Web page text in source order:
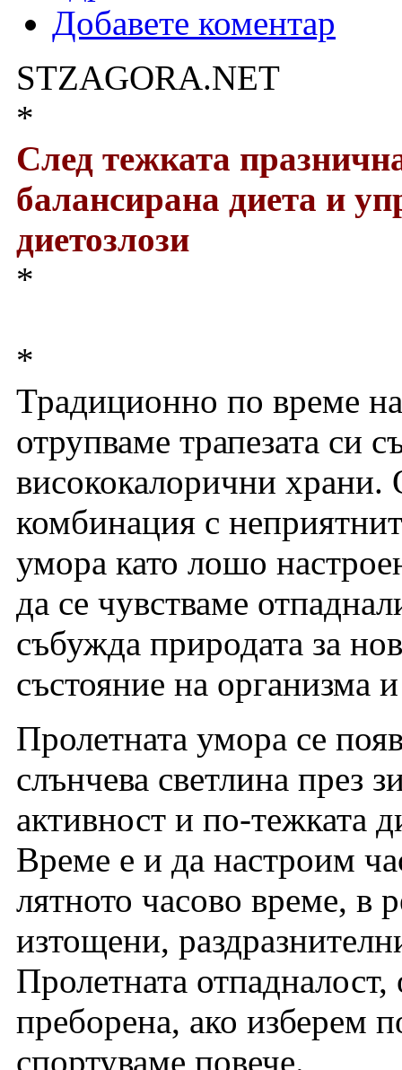
Добавете коментар
STZAGORA.NET
*
След тежката
балансирана диета и
диетозлози
*
*
Традиционно по време
отрупваме трапезата си
висококалорични храни.
комбинация с
умора като лошо
да се чувстваме
събужда природата за
състояние на организма
Пролетната умора се
слънчева светлина през
активност и по-тежката
Време е и да настроим
лятното часово време, в
изтощени,
Пролетната
преборена, ако изберем
спортуваме повече.